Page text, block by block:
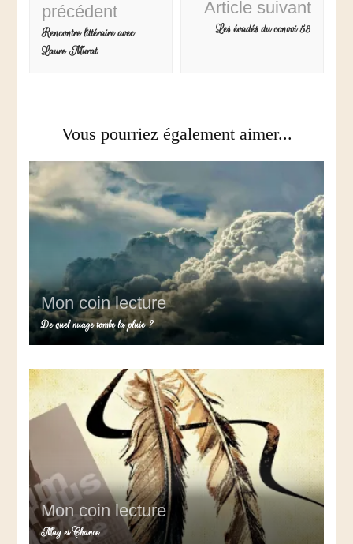
précédent
Rencontre littéraire avec
Laure Murat
Article suivant
Les évadés du convoi 53
Vous pourriez également aimer...
Mon coin lecture
De quel nuage tombe la pluie ?
Mon coin lecture
May et Chance